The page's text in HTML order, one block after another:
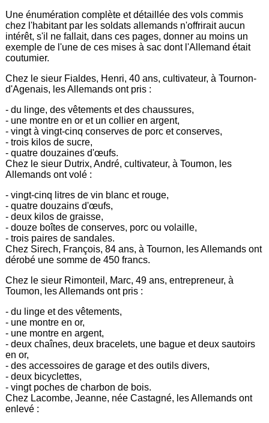
Une énumération complète et détaillée des vols commis
chez l'habitant par les soldats allemands n'offrirait aucun
intérêt, s'il ne fallait, dans ces pages, donner au moins un
exemple de l'une de ces mises à sac dont l'Allemand était
coutumier.
Chez le sieur Fialdes, Henri, 40 ans, cultivateur, à Tournon-
d'Agenais, les Allemands ont pris :
- du linge, des vêtements et des chaussures,
- une montre en or et un collier en argent,
- vingt à vingt-cinq conserves de porc et conserves,
- trois kilos de sucre,
- quatre douzaines d'œufs.
Chez le sieur Dutrix, André, cultivateur, à Toumon, les
Allemands ont volé :
- vingt-cinq litres de vin blanc et rouge,
- quatre douzains d'œufs,
- deux kilos de graisse,
- douze boîtes de conserves, porc ou volaille,
- trois paires de sandales.
Chez Sirech, François, 84 ans, à Tournon, les Allemands ont
dérobé une somme de 450 francs.
Chez le sieur Rimonteil, Marc, 49 ans, entrepreneur, à
Toumon, les Allemands ont pris :
- du linge et des vêtements,
- une montre en or,
- une montre en argent,
- deux chaînes, deux bracelets, une bague et deux sautoirs
en or,
- des accessoires de garage et des outils divers,
- deux bicyclettes,
- vingt poches de charbon de bois.
Chez Lacombe, Jeanne, née Castagné, les Allemands ont
enlevé :